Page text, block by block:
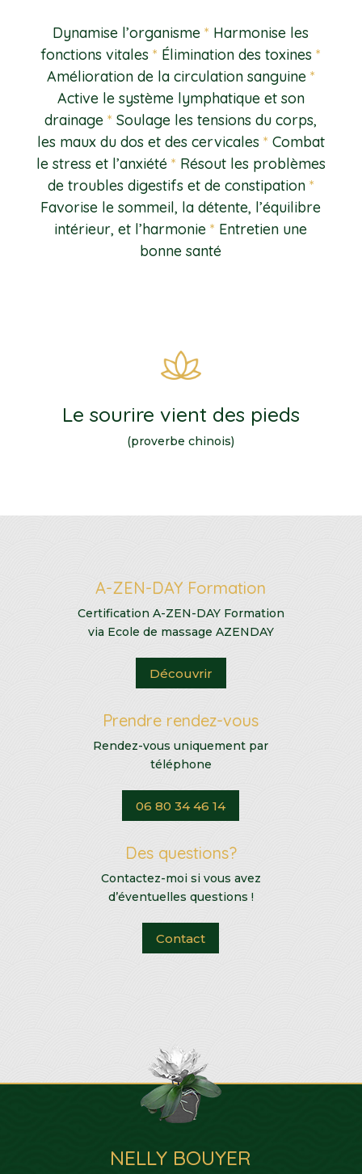
Dynamise l’organisme* Harmonise les
fonctions vitales* Élimination des toxines*
Amélioration de la circulation sanguine *
Active le système lymphatique et son
drainage* Soulage les tensions du corps,
les maux du dos et des cervicales * Combat
le stress et l’anxiété * Résout les problèmes
de troubles digestifs et de constipation *
Favorise le sommeil, la détente, l’équilibre
intérieur, et l’harmonie* Entretien une
bonne santé
Le sourire vient des pieds
(proverbe chinois)
A-ZEN-DAY Formation
Certification A-ZEN-DAY Formation
via Ecole de massage AZENDAY
Découvrir
Prendre rendez-vous
Rendez-vous uniquement par
téléphone
06 80 34 46 14
Des questions?
Contactez-moi si vous avez
d’éventuelles questions !
Contact
NELLY BOUYER